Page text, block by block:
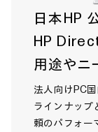
日本HP
HP
用途やニ
法人向けPC
ラインナップ
頼のパフォー